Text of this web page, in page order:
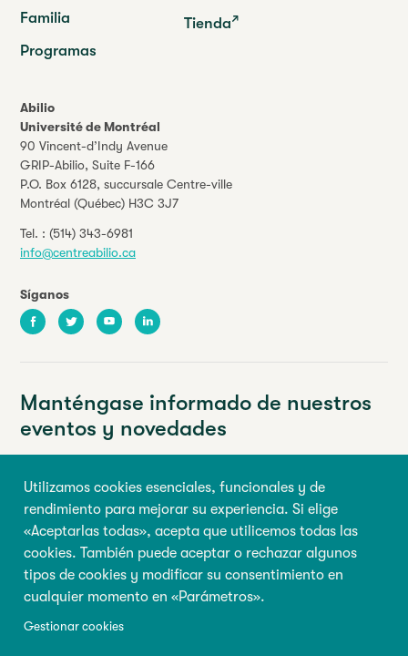
Utilizamos cookies esenciales, funcionales y de
rendimiento para mejorar su experiencia. Si elige
«Aceptarlas todas», acepta que utilicemos todas las
cookies. También puede aceptar o rechazar algunos
tipos de cookies y modificar su consentimiento en
cualquier momento en «Parámetros».
Gestionar cookies
Abilio
Université de Montréal
90 Vincent-d’Indy Avenue
GRIP-Abilio, Suite F-166
P.O. Box 6128, succursale Centre-ville
Montréal (Québec) H3C 3J7
Tel. : (514) 343-6981
info@centreabilio.ca
Síganos
FacebookTwitter YoutubeLinkedIn
Familia
Programas
Tienda
Manténgase informado de nuestros
eventos y novedades
Nombre de pila Apellido
Inscribirse